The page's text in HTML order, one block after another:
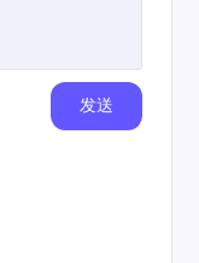
发送